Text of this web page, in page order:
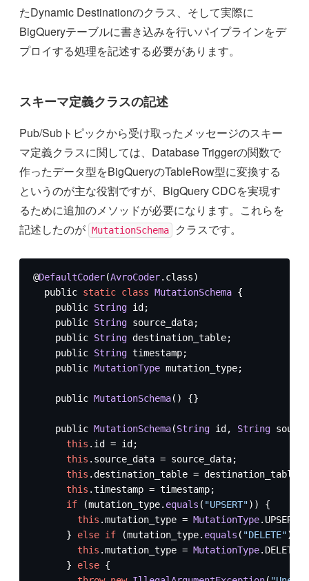
たDynamic Destinationのクラス、そして実際に
BigQueryテーブルに書き込みを行いパイプラインをデ
プロイする処理を記述する必要があります。
スキーマ定義クラスの記述
Pub/Subトピックから受け取ったメッセージのスキー
マ定義クラスに関しては、Database Triggerの関数で
作ったデータ型をBigQueryのTableRow型に変換する
というのが主な役割ですが、BigQuery CDCを実現す
るために追加のメソッドが必要になります。これらを
記述したのが MutationSchema クラスです。
@DefaultCoder(AvroCoder. class)
  public
static class MutationSchema {
    public
String id;
    public
String source_data;
    public
String destination_table;
    public
String timestamp;
    public
MutationType mutation_type;
    public
MutationSchema() {}
    public
MutationSchema(String id, String
this . id
= id;
this . source_data = source_data;
this . destination_table = destination_table;
this .timestamp = timestamp;
if (mutation_type. equals ( "UPSERT")) {
this .mutation_type = MutationType. UPSERT
      }
else if (mutation_type. equals ( "DELETE")) {
this .mutation_type = MutationType. DELETE
      }
else {